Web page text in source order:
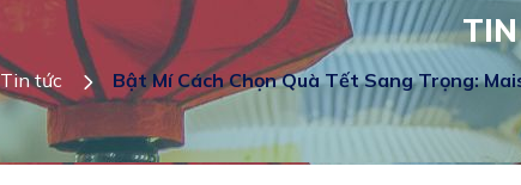
Tin tức
Bật Mí Cách Chọn Quà Tết Sang Trọng: